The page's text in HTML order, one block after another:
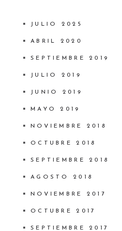
JULIO 2025
ABRIL 2020
SEPTIEMBRE 2019
JULIO 2019
JUNIO 2019
MAYO 2019
NOVIEMBRE 2018
OCTUBRE 2018
SEPTIEMBRE 2018
AGOSTO 2018
NOVIEMBRE 2017
OCTUBRE 2017
SEPTIEMBRE 2017